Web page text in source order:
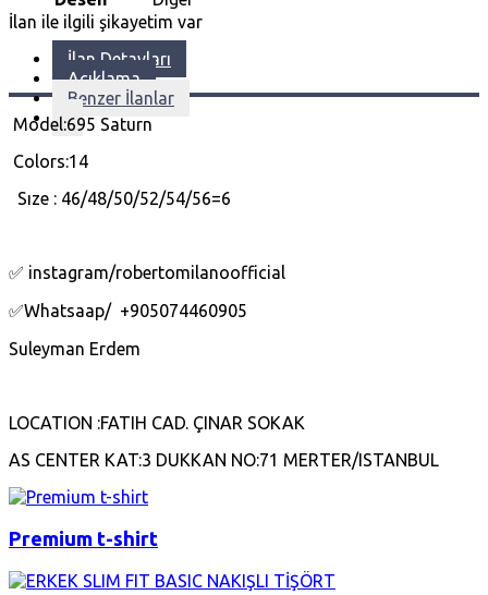
İlan ile ilgili şikayetim var
İlan Detayları
Açıklama
Benzer İlanlar
Model:695 Saturn
Colors:14
Sıze : 46/48/50/52/54/56=6
✅ instagram/robertomilanoofficial
✅Whatsaap/ +905074460905
Suleyman Erdem
LOCATION :FATIH CAD. ÇINAR SOKAK
AS CENTER KAT:3 DUKKAN NO:71 MERTER/ISTANBUL
Premium t-shirt